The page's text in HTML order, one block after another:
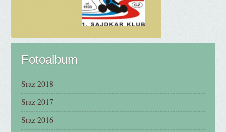
Fotoalbum
Sraz 2018
Sraz 2017
Sraz 2016